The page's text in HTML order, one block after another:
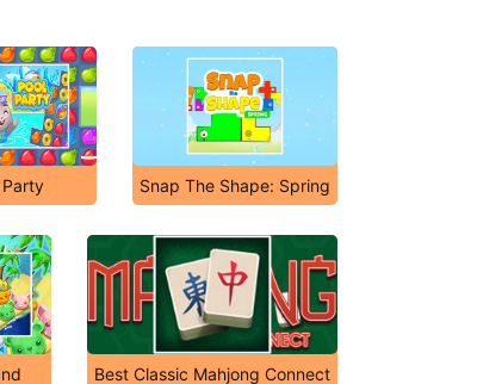
Party Snap The Shape: Spring
Best Classic Mahjong Connect